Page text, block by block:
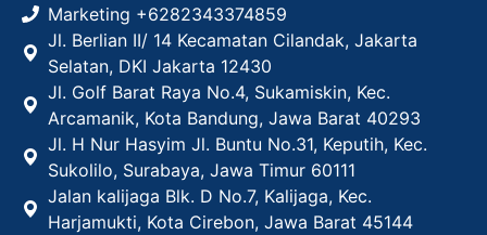
Marketing +6282343374859
Jl. Berlian II/ 14 Kecamatan Cilandak, Jakarta
Selatan, DKI Jakarta 12430
Jl. Golf Barat Raya No.4, Sukamiskin, Kec.
Arcamanik, Kota Bandung, Jawa Barat 40293
Jl. H Nur Hasyim Jl. Buntu No.31, Keputih, Kec.
Sukolilo, Surabaya, Jawa Timur 60111
Jalan kalijaga Blk. D No.7, Kalijaga, Kec.
Harjamukti, Kota Cirebon, Jawa Barat 45144